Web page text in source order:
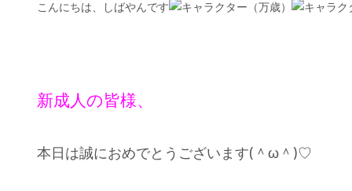
こんにちは、しばやんです
新成人の皆様、
本日は誠におめでとうございます(＾ω＾)♡